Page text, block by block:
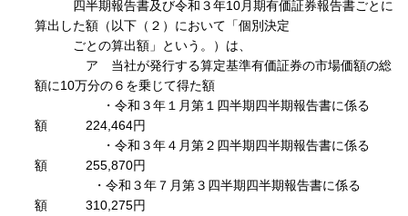
四半期報告書及び令和３年10月期有価証券報告書ごとに
算出した額（以下（２）において「個別決定
ごとの算出額」という。）は、
ア 当社が発行する算定基準有価証券の市場価額の総
額に10万分の６を乗じて得た額
・令和３年１月第１四半期四半期報告書に係る
額 224,464円
・令和３年４月第２四半期四半期報告書に係る
額 255,870円
・令和３年７月第３四半期四半期報告書に係る
額 310,275円